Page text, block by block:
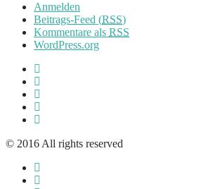
Anmelden
Beitrags-Feed (RSS)
Kommentare als RSS
WordPress.org
© 2016 All rights reserved